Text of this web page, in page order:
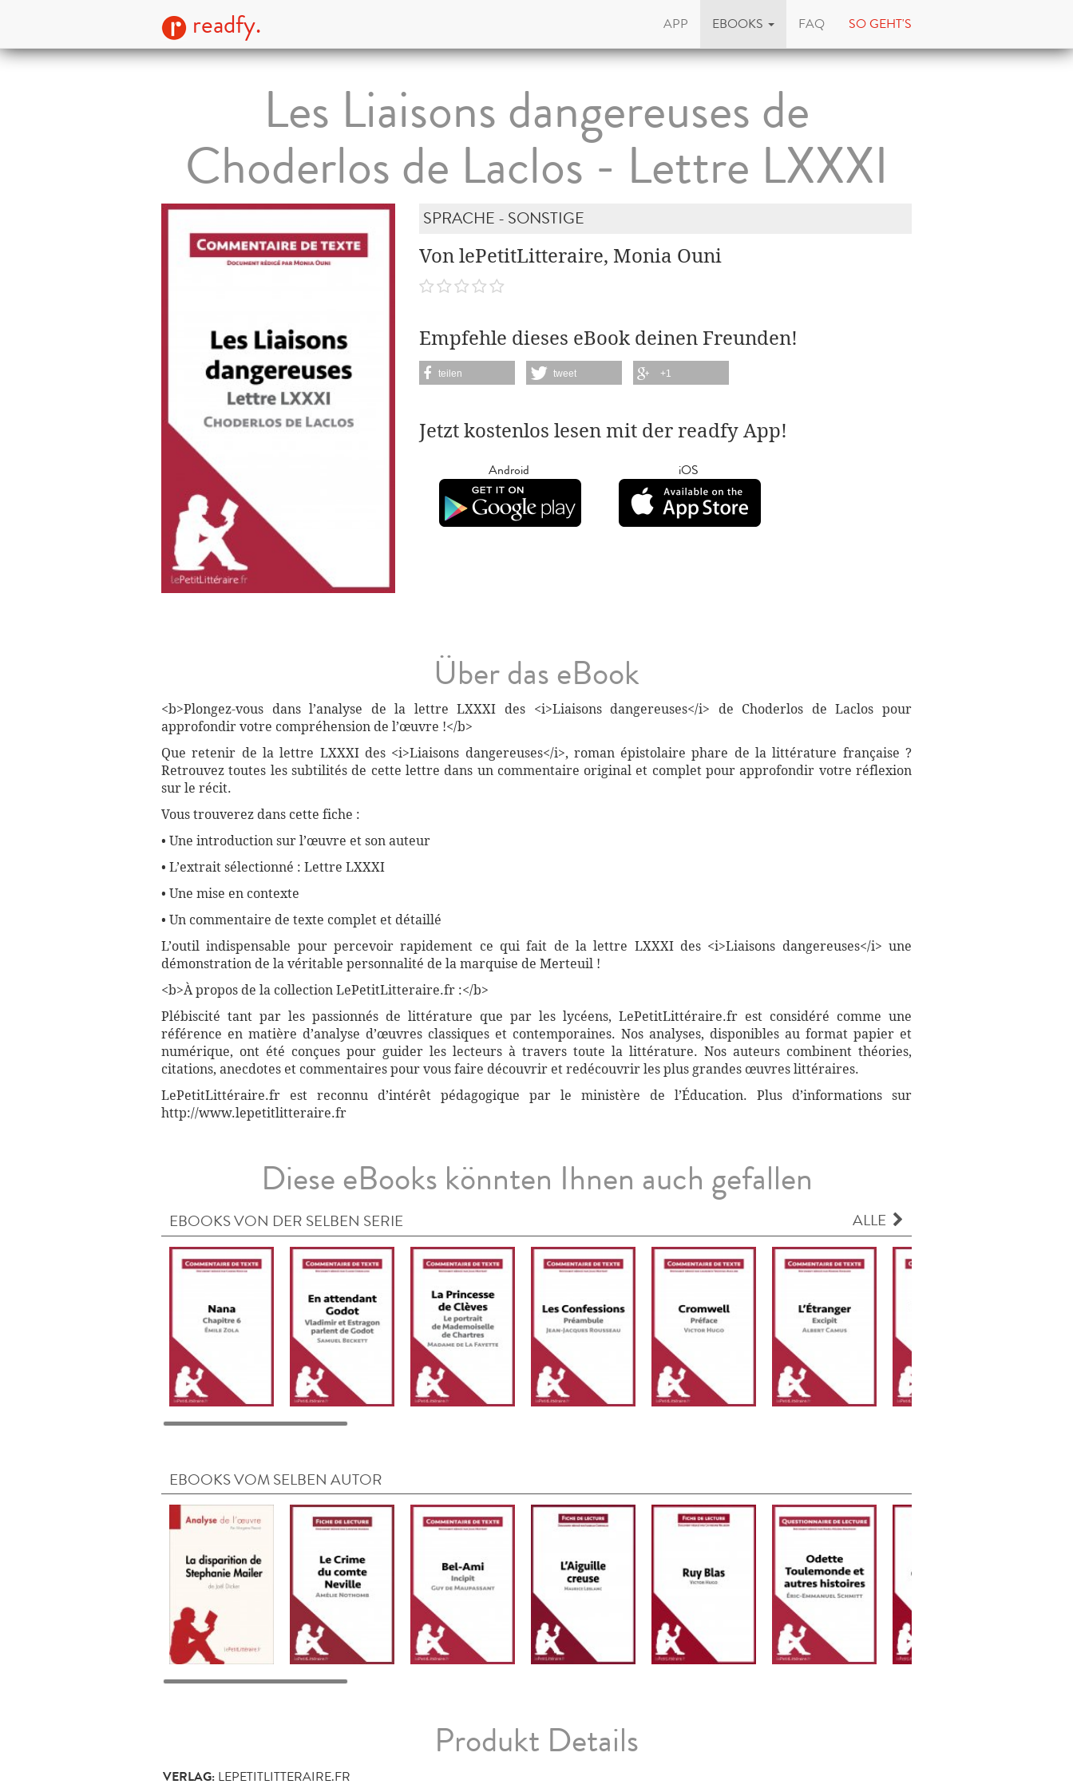
readfy. APP EBOOKS FAQ SO GEHT'S
Les Liaisons dangereuses de
Choderlos de Laclos - Lettre LXXXI
SPRACHE - SONSTIGE
Von lePetitLitteraire, Monia Ouni
Empfehle dieses eBook deinen Freunden!
teilen tweet +1
Jetzt kostenlos lesen mit der readfy App!
Android iOS
Über das eBook
<b>Plongez-vous dans l’analyse de la lettre LXXXI des <i>Liaisons dangereuses</i> de Choderlos de Laclos pour
approfondir votre compréhension de l’œuvre !</b>
Que retenir de la lettre LXXXI des <i>Liaisons dangereuses</i>, roman épistolaire phare de la littérature française ?
Retrouvez toutes les subtilités de cette lettre dans un commentaire original et complet pour approfondir votre réflexion
sur le récit.
Vous trouverez dans cette fiche :
• Une introduction sur l’œuvre et son auteur
• L’extrait sélectionné : Lettre LXXXI
• Une mise en contexte
• Un commentaire de texte complet et détaillé
L’outil indispensable pour percevoir rapidement ce qui fait de la lettre LXXXI des <i>Liaisons dangereuses</i> une
démonstration de la véritable personnalité de la marquise de Merteuil !
<b>À propos de la collection LePetitLitteraire.fr :</b>
Plébiscité tant par les passionnés de littérature que par les lycéens, LePetitLittéraire.fr est considéré comme une
référence en matière d’analyse d’œuvres classiques et contemporaines. Nos analyses, disponibles au format papier et
numérique, ont été conçues pour guider les lecteurs à travers toute la littérature. Nos auteurs combinent théories,
citations, anecdotes et commentaires pour vous faire découvrir et redécouvrir les plus grandes œuvres littéraires.
LePetitLittéraire.fr est reconnu d’intérêt pédagogique par le ministère de l’Éducation. Plus d’informations sur
http://www.lepetitlitteraire.fr
Diese eBooks könnten Ihnen auch gefallen
EBOOKS VON DER SELBEN SERIE ALLE
EBOOKS VOM SELBEN AUTOR
Produkt Details
VERLAG: LEPETITLITTERAIRE.FR